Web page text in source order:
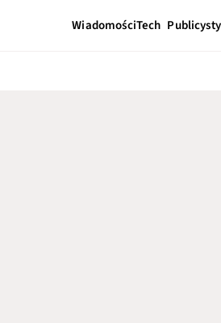
WiadomościTech